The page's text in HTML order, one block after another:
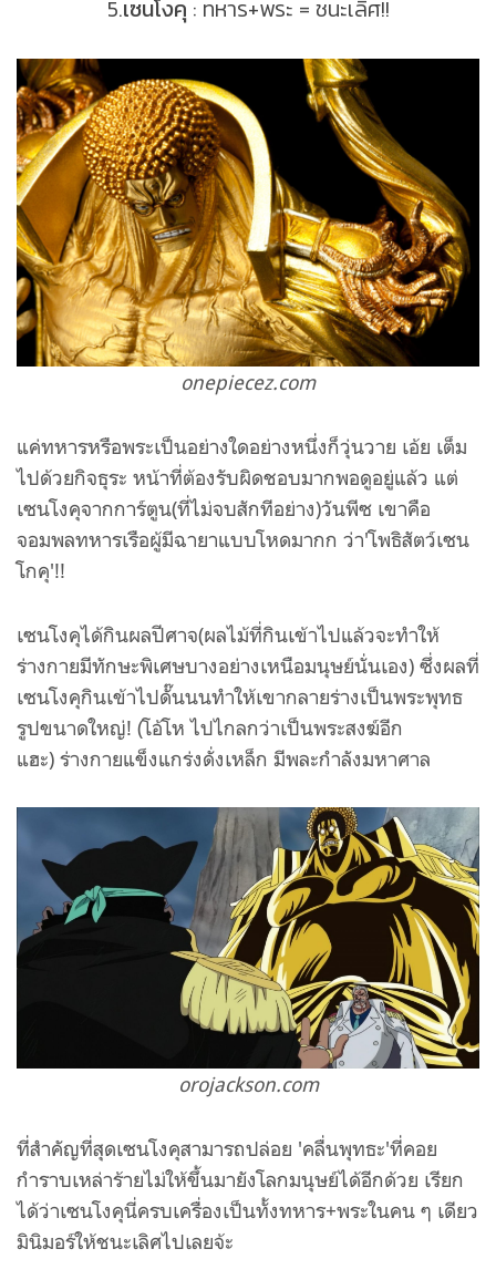
5.เซนโงคุ : ทหาร+พระ = ชนะเลิศ!!
onepiecez.com
แค่ทหารหรือพระเป็นอย่างใดอย่างหนึ่งก็วุ่นวาย เอ้ย เต็ม
ไปด้วยกิจธุระ หน้าที่ต้องรับผิดชอบมากพอดูอยู่แล้ว แต่
เซนโงคุจากการ์ตูน(ที่ไม่จบสักทีอย่าง)วันพีซ เขาคือ
จอมพลทหารเรือผู้มีฉายาแบบโหดมากก ว่า'โพธิสัตว์เซน
โกคุ'!!
เซนโงคุได้กินผลปีศาจ(ผลไม้ที่กินเข้าไปแล้วจะทำให้
ร่างกายมีทักษะพิเศษบางอย่างเหนือมนุษย์นั่นเอง) ซึ่งผลที่
เซนโงคุกินเข้าไปดั๊นนนทำให้เขากลายร่างเป็นพระพุทธ
รูปขนาดใหญ่! (โอ้โห ไปไกลกว่าเป็นพระสงฆ์อีก
แฮะ) ร่างกายแข็งแกร่งดั่งเหล็ก มีพละกำลังมหาศาล
orojackson.com
ที่สำคัญที่สุดเซนโงคุสามารถปล่อย 'คลื่นพุทธะ'ที่คอย
กำราบเหล่าร้ายไม่ให้ขึ้นมายังโลกมนุษย์ได้อีกด้วย เรียก
ได้ว่าเซนโงคุนี่ครบเครื่องเป็นทั้งทหาร+พระในคน ๆ เดียว
มินิมอร์ให้ชนะเลิศไปเลยจ้ะ